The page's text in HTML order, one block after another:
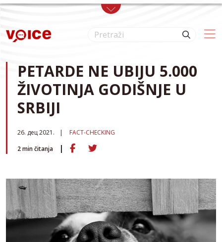
Skip to main content
PETARDE NE UBIJU 5.000
ŽIVOTINJA GODIŠNJE U
SRBIJI
26. дец 2021.
FACT-CHECKING
2min čitanja